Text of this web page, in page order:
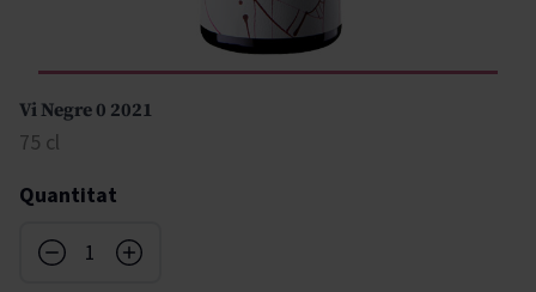
Vi Negre 0 2021
75 cl
Quantitat